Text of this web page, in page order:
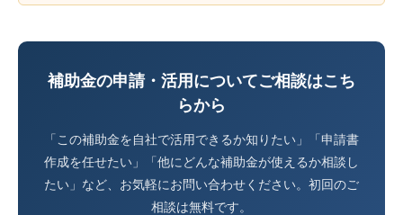
補助金の申請・活用についてご相談はこち
らから
「この補助金を自社で活用できるか知りたい」「申請書
作成を任せたい」「他にどんな補助金が使えるか相談し
たい」など、お気軽にお問い合わせください。初回のご
相談は無料です。